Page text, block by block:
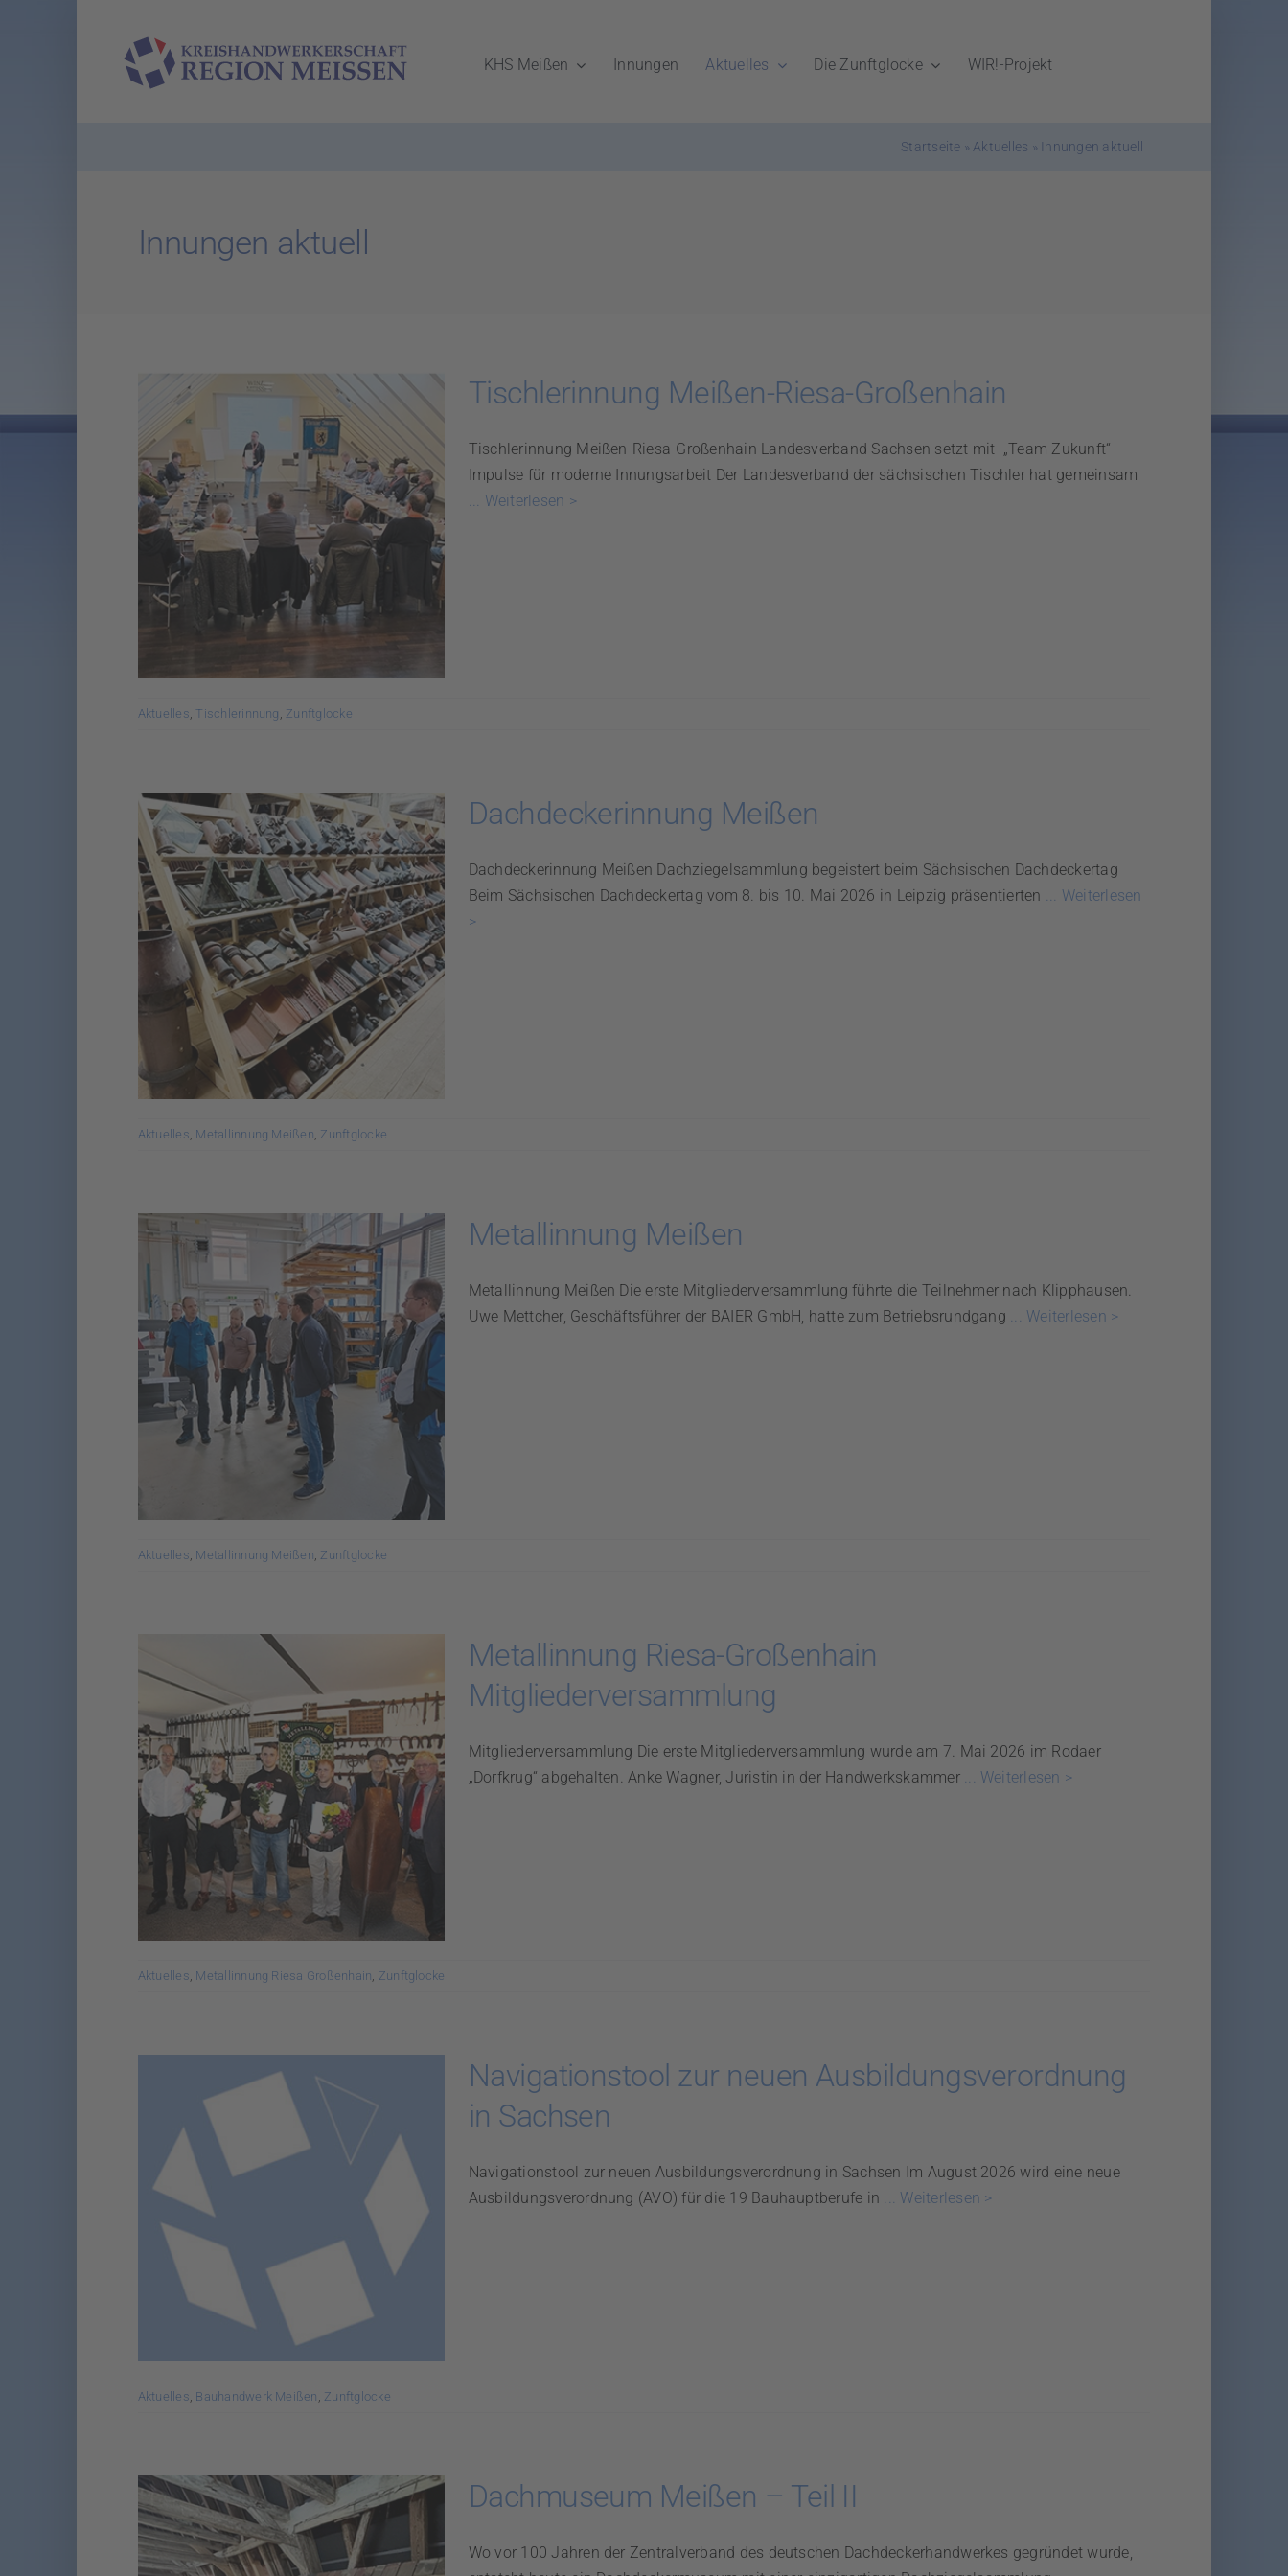
KHS Meißen Innungen Aktuelles Die Zunftglocke WIR!-Projekt
Startseite »Aktuelles » Innungen aktuell
Innungen aktuell
Tischlerinnung Meißen-Riesa-Großenhain
Tischlerinnung Meißen-Riesa-Großenhain Landesverband Sachsen setzt mit „Team Zukunft“
Impulse für moderne Innungsarbeit Der Landesverband der sächsischen Tischler hat gemeinsam
... Weiterlesen >
Aktuelles, Tischlerinnung , Zunftglocke
Dachdeckerinnung Meißen
Dachdeckerinnung Meißen Dachziegelsammlung begeistert beim Sächsischen Dachdeckertag
Beim Sächsischen Dachdeckertag vom 8. bis 10. Mai 2026 in Leipzig präsentierten ... Weiterlesen
>
Aktuelles, Metallinnung Meißen, Zunftglocke
Metallinnung Meißen
Metallinnung Meißen Die erste Mitgliederversammlung führte die Teilnehmer nach Klipphausen.
Uwe Mettcher, Geschäftsführer der BAIER GmbH, hatte zum Betriebsrundgang ... Weiterlesen >
Aktuelles, Metallinnung Meißen, Zunftglocke
Metallinnung Riesa-Großenhain
Mitgliederversammlung
Mitgliederversammlung Die erste Mitgliederversammlung wurde am 7. Mai 2026 im Rodaer
„Dorfkrug“ abgehalten. Anke Wagner, Juristin in der Handwerkskammer... Weiterlesen >
Aktuelles, Metallinnung Riesa Großenhain, Zunftglocke
Navigationstool zur neuen Ausbildungsverordnung
in Sachsen
Navigationstool zur neuen Ausbildungsverordnung in Sachsen Im August 2026 wird eine neue
Ausbildungsverordnung (AVO) für die 19 Bauhauptberufe in ... Weiterlesen >
Aktuelles, Bauhandwerk Meißen , Zunftglocke
Dachmuseum Meißen – Teil II
Wo vor 100 Jahren der Zentralverband des deutschen Dachdeckerhandwerkes gegründet wurde,